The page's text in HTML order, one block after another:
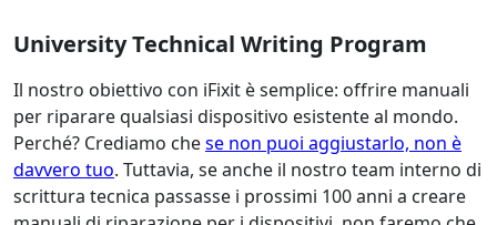
University Technical Writing Program
Il nostro obiettivo con iFixit è semplice: offrire manuali
per riparare qualsiasi dispositivo esistente al mondo.
Perché? Crediamo chese non puoi aggiustarlo, non è
davvero tuo. Tuttavia, se anche il nostro team interno di
scrittura tecnica passasse i prossimi 100 anni a creare